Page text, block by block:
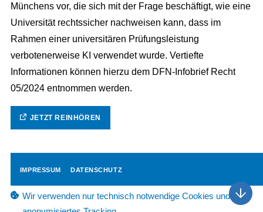
Münchens vor, die sich mit der Frage beschäftigt, wie eine
Universität rechtssicher nachweisen kann, dass im
Rahmen einer universitären Prüfungsleistung
verbotenerweise KI verwendet wurde. Vertiefte
Informationen können hierzu dem ⁠DFN-Infobrief Recht
05/2024⁠ entnommen werden.
JETZT REINHÖREN
IMPRESSUM DATENSCHUTZ
Wir verwenden nur technisch notwendige Cookies und